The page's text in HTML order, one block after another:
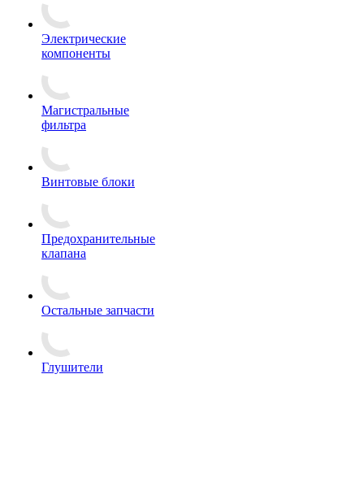
Электрические
компоненты
Магистральные
фильтра
Винтовые блоки
Предохранительные
клапана
Остальные запчасти
Глушители